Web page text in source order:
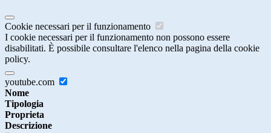
Cookie necessari per il funzionamento
I cookie necessari per il funzionamento non possono essere
disabilitati. È possibile consultare l'elenco nella pagina della cookie
policy.
youtube.com
Nome
Tipologia
Proprieta
Descrizione